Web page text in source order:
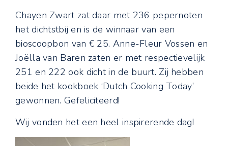
Chayen Zwart zat daar met 236 pepernoten
het dichtstbij en is de winnaar van een
bioscoopbon van € 25. Anne-Fleur Vossen en
Joëlla van Baren zaten er met respectievelijk
251 en 222 ook dicht in de buurt. Zij hebben
beide het kookboek ‘Dutch Cooking Today’
gewonnen. Gefeliciteerd!
Wij vonden het een heel inspirerende dag!